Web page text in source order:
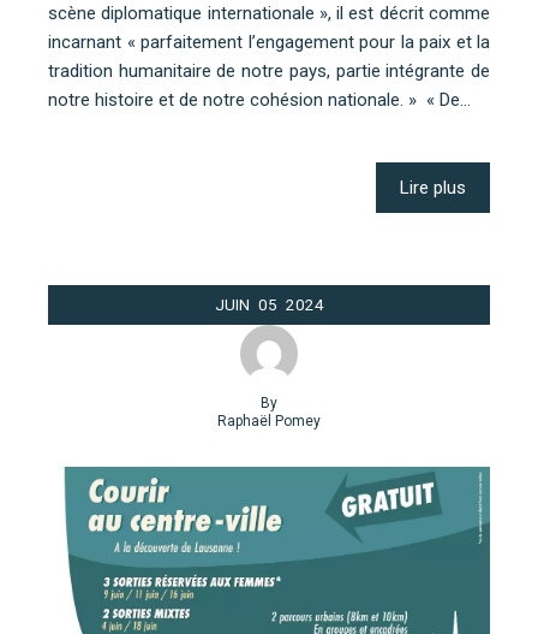
scène diplomatique internationale », il est décrit comme
incarnant « parfaitement l’engagement pour la paix et la
tradition humanitaire de notre pays, partie intégrante de
notre histoire et de notre cohésion nationale. » « De…
Lire plus
JUIN 05 2024
By
Raphaël Pomey